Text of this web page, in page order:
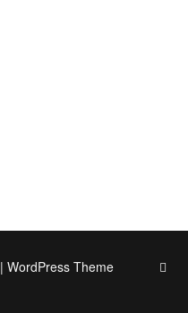
| WordPress Theme